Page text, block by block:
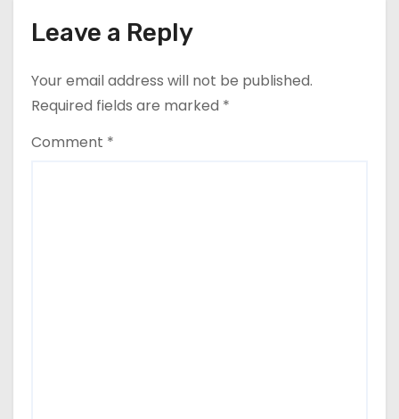
o
n
Leave a Reply
Your email address will not be published.
Required fields are marked *
Comment *